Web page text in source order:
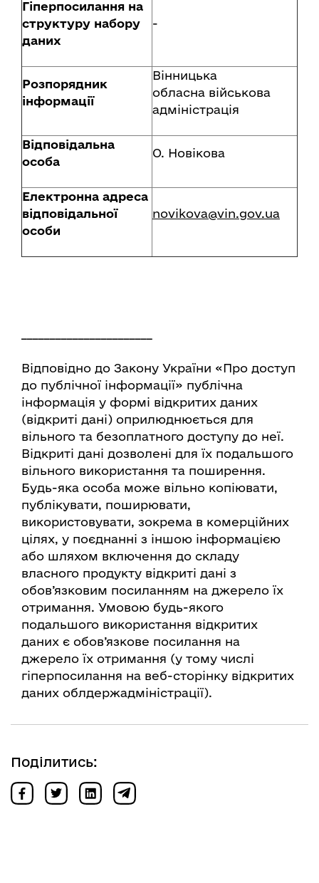
Гіперпосилання на
структуру набору
даних
-
Розпорядник
інформації
Вінницька
обласна військова
адміністрація
Відповідальна
особа
О. Новікова
Електронна адреса
відповідальної
особи
novikova@vin.gov.ua
Відповідно до Закону України «Про доступ
до публічної інформації» публічна
інформація у формі відкритих даних
(відкриті дані) оприлюднюється для
вільного та безоплатного доступу до неї.
Відкриті дані дозволені для їх подальшого
вільного використання та поширення.
Будь-яка особа може вільно копіювати,
публікувати, поширювати,
використовувати, зокрема в комерційних
цілях, у поєднанні з іншою інформацією
або шляхом включення до складу
власного продукту відкриті дані з
обов’язковим посиланням на джерело їх
отримання. Умовою будь-якого
подальшого використання відкритих
даних є обов’язкове посилання на
джерело їх отримання (у тому числі
гіперпосилання на веб-сторінку відкритих
даних облдержадміністрації).
Поділитись: